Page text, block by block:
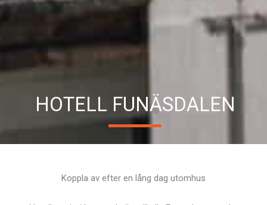
HOTELL FUNÄSDALEN
Koppla av efter en lång dag utomhus